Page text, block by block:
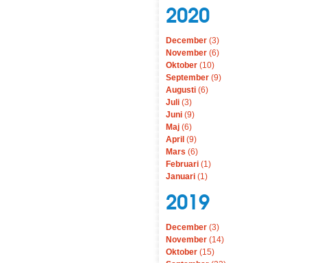
2020
December (3)
November (6)
Oktober (10)
September (9)
Augusti (6)
Juli (3)
Juni (9)
Maj (6)
April (9)
Mars (6)
Februari (1)
Januari (1)
2019
December (3)
November (14)
Oktober (15)